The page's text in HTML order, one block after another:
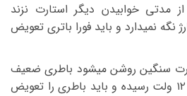
مدتی خوابیدن دیگر استارت نزند
نمیدارد و باید فورا باتری تعویض
سنگین روشن میشود باطری ضعیف
شده و ولتاژ باطری زیر ۱۲ ولت رسیده و باید باطری را تعویض